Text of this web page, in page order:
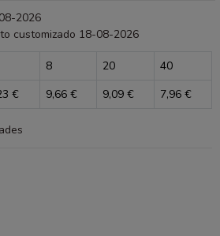
2026
customizado 18-08-2026
8 20
40
€ 9,66 € 9,09 € 7,96 €